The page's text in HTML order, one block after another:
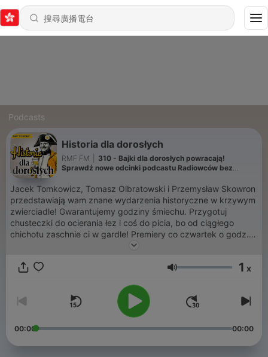
Podcasts
Historia dla dorosłych
RMF FM
310 - Bajki dla dorosłych powracają!
Sprawdź nowe odcinki podcastu Radiowców bez
Jacek Tomkowicz, Tomasz Olbratowski i Przemysław Skowron
przedstawiają wam znane wydarzenia historyczne w krzywym
zwierciadle! Gwarantujemy godziny śmiechu. Przygotuj
chusteczki do ocierania łez i coś do picia, bo od ciągłego
chichotu zaschnie ci w gardle! Premiery co czwartek o godz.
音量 1 x
00:00 00:00